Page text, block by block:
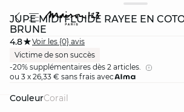
JUPE MIDI FLUIDE RAYÉE EN
BRUNE
4.8
Voir les {0} avis
Victime de son succès
-20% supplémentaires dès 2 articles.
ou 3 x 26,33 € sans frais avec
Couleur corail